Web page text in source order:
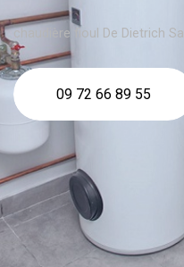
chaudière fioul De Dietrich
09 72 66 89 55